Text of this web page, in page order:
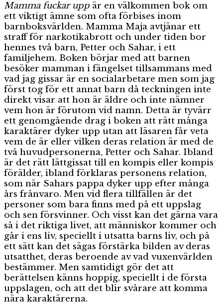
Mamma fuckar upp är en välkommen bok om
ett viktigt ämne som ofta förbises inom
barnboksvärlden. Mamma Maja avtjänar ett
straff för narkotikabrott och under tiden bor
hennes två barn, Petter och Sahar, i ett
familjehem. Boken börjar med att barnen
besöker mamman i fängelset tillsammans med
vad jag gissar är en socialarbetare men som jag
först tog för ett annat barn då teckningen inte
direkt visar att hon är äldre och inte nämner
vem hon är förutom vid namn. Detta är tyvärr
ett genomgående drag i boken att rätt många
karaktärer dyker upp utan att läsaren får veta
vem de är eller vilken deras relation är med de
två huvudpersonerna, Petter och Sahar. Ibland
är det rätt lättgissat till en kompis eller kompis
förälder, ibland förklaras personens relation,
som när Sahars pappa dyker upp efter många
års frånvaro. Men vid flera tillfällen är det
personer som bara finns med på ett uppslag
och sen försvinner. Och visst kan det gärna vara
så i det riktiga livet, att människor kommer och
går i ens liv, speciellt i utsatta barns liv, och på
ett sätt kan det sägas förstärka bilden av deras
utsatthet, deras beroende av vad vuxenvärlden
bestämmer. Men samtidigt gör det att
berättelsen känns hoppig, speciellt i de första
uppslagen, och att det blir svårare att komma
nära karaktärerna.